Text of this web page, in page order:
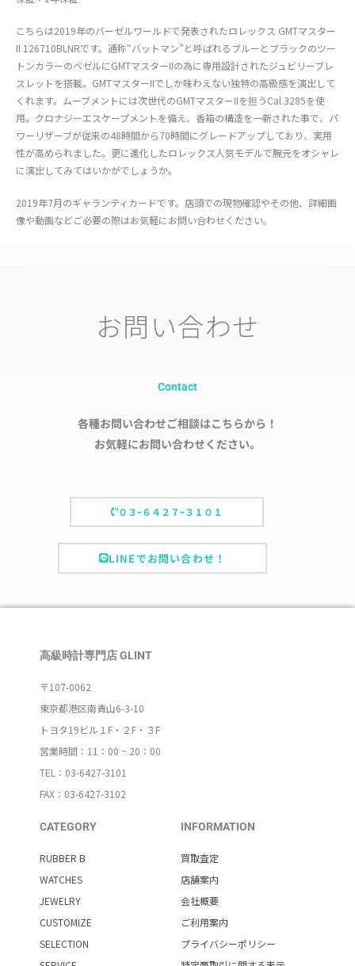
こちらは2019年のバーゼルワールドで発表されたロレックス GMTマスター
II 126710BLNRです。通称“バットマン”と呼ばれるブルーとブラックのツー
トンカラーのベゼルにGMTマスターIIの為に専用設計されたジュビリーブレ
スレットを搭載。GMTマスターIIでしか味わえない独特の高級感を演出して
くれます。ムーブメントには次世代のGMTマスターIIを担うCal.3285を使
用。クロナジーエスケープメントを備え、香箱の構造を一新された事で、パ
ワーリザーブが従来の48時間から70時間にグレードアップしており、実用
性が高められました。更に進化したロレックス人気モデルで腕元をオシャレ
に演出してみてはいかがでしょうか。
2019年7月のギャランティカードです。店頭での現物確認やその他、詳細画
像や動画などご必要の際はお気軽にお問い合わせください。
お問い合わせ
Contact
各種お問い合わせご相談はこちらから！
お気軽にお問い合わせください。
０３ｰ６４２７ｰ３１０１
LINEでお問い合わせ！
高級時計専門店 GLINT
〒107-0062
東京都港区南青山6-3-10
トヨタ19ビル１F・２F・３F
営業時間：11：00 ~ 20：00
TEL：03-6427-3101
FAX：03-6427-3102
CATEGORY
RUBBER B
WATCHES
JEWELRY
CUSTOMIZE
SELECTION
INFORMATION
買取査定
店舗案内
会社概要
ご利用案内
プライバシーポリシー